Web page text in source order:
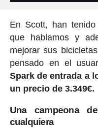
En Scott, han
que hablamos y
mejorar sus
pensado en el
Spark de entrada a
un precio de 3.349€.
Una campeona
cualquiera